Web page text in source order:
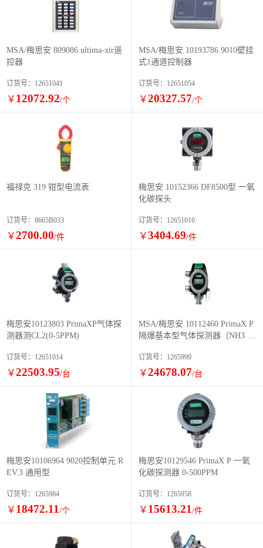
MSA/梅思安 809086 ultima-xir遥
控器
订货号：12651041
￥ 12072.92/个
MSA/梅思安 10193786 9010壁挂
式1通道控制器
订货号：12651054
￥20327.57/个
福禄克 319 钳型电流表
订货号：8665B033
￥2700.00/件
梅思安 10152366 DF8500型 一氧
化碳探头
订货号：12651016
￥3404.69/件
梅思安10123803 PrimaXP气体探
测器测CL2(0-5PPM)
订货号：12651014
￥22503.95/台
MSA/梅思安 10112460 PrimaX P
隔爆基本型气体探测器（NH3 10
订货号：1265999
￥24678.07/台
梅思安10106964 9020控制单元 R
EV.3 通用型
订货号：1265984
￥ 18472.11 /个
梅思安10129546 PrimaX P 一氧
化碳探测器 0-500PPM
订货号：1265958
￥ 15613.21 /件